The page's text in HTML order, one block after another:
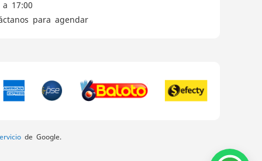
a 17:00
para agendar
de Google.